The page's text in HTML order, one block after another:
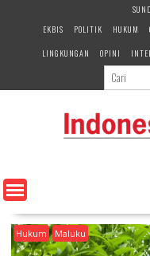
e
n
EKBIS
POLITIK HUKUM
LINGKUNGAN
OPINI
Hukum Maluku